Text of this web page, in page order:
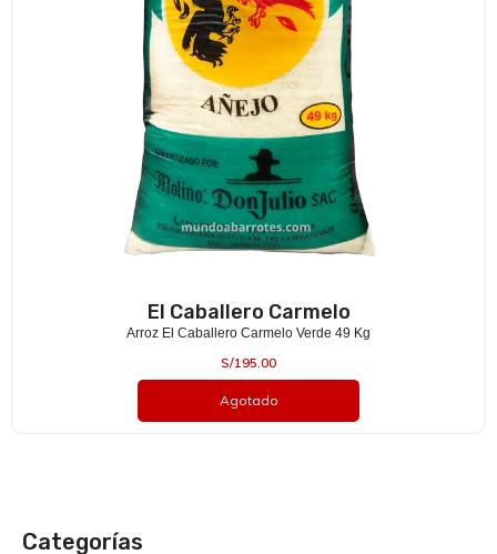
El Caballero Carmelo
Arroz El Caballero Carmelo Verde 49 Kg
S/195.00
Agotado
Categorías